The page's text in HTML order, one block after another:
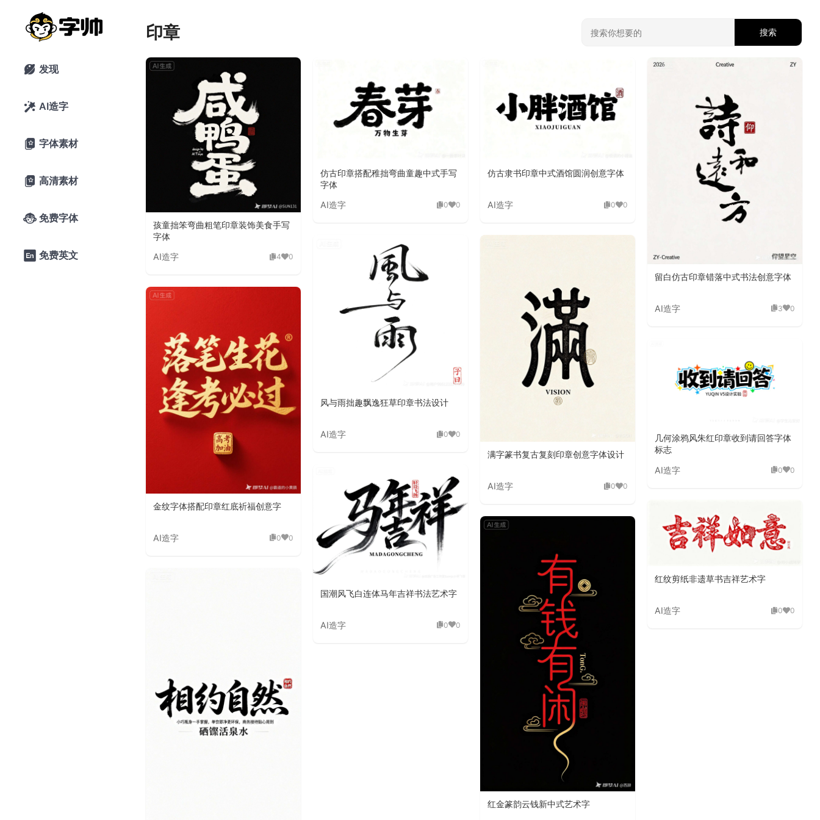
 发现
 AI造字
 字体素材
 高清素材
 免费字体
 免费英文
印章 搜索
孩童拙笨弯曲粗笔印章装饰美食手写
字体
AI造字 4 0
仿古印章搭配稚拙弯曲童趣中式手写
字体
AI造字 0 0
仿古隶书印章中式酒馆圆润创意字体
AI造字 0 0
留白仿古印章错落中式书法创意字体
AI造字 3 0
金纹字体搭配印章红底祈福创意字
AI造字 0 0
风与雨拙趣飘逸狂草印章书法设计
AI造字 0 0
满字篆书复古复刻印章创意字体设计
AI造字 0 0
几何涂鸦风朱红印章收到请回答字体
标志
AI造字 0 0
国潮风飞白连体马年吉祥书法艺术字
AI造字 0 0
红金篆韵云钱新中式艺术字
红纹剪纸非遗草书吉祥艺术字
AI造字 0 0